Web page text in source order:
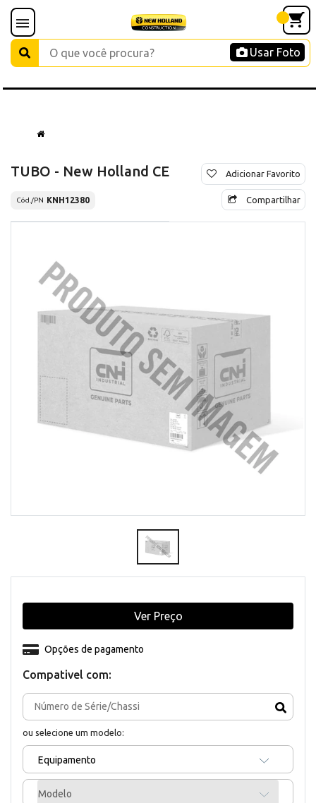
Usar Foto
TUBO - New Holland CE
Cód./PN KNH12380
Adicionar Favorito
Compartilhar
Compativel com:
ou selecione um modelo:
Equipamento
Modelo
Opções de pagamento
Ver Preço